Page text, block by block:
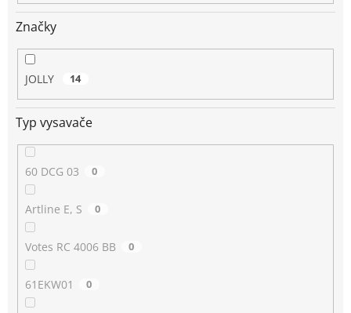
Značky
JOLLY 14
Typ vysavače
60 DCG 03 0
Artline E, S 0
Votes RC 4006 BB 0
61EKW01 0